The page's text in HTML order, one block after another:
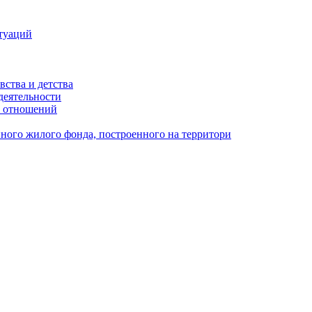
и детства
отношений
жилого фонда, построенного на территори